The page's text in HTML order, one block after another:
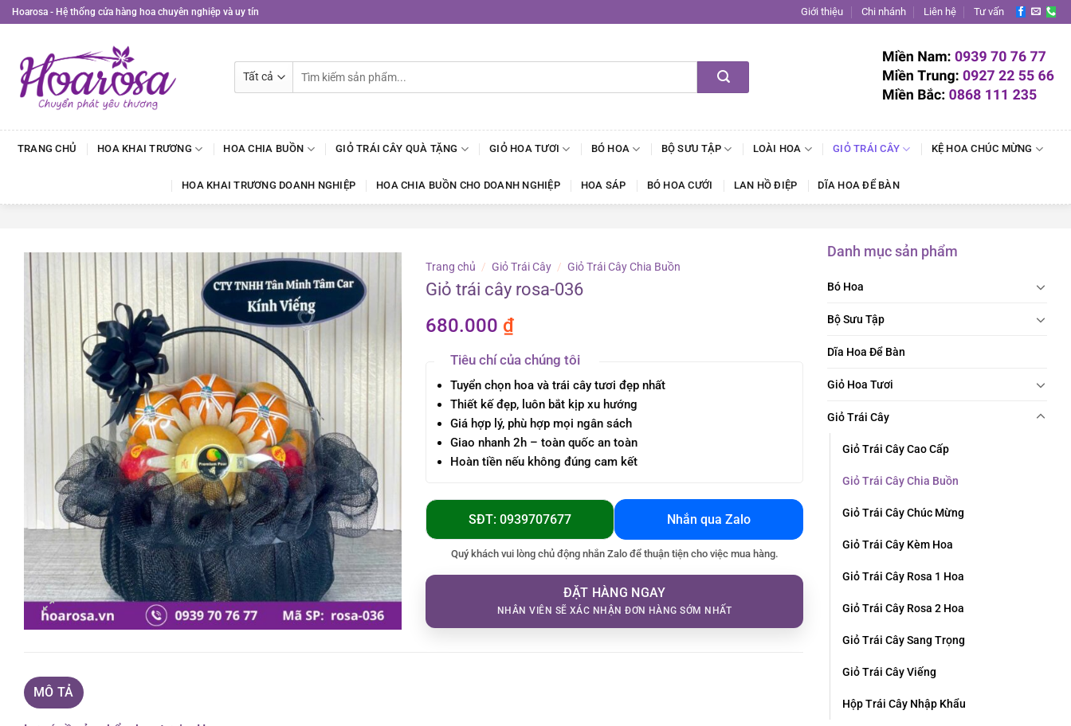
Bỏ
qua
dung
Hoarosa - Hệ thống cửa hàng hoa chuyên nghiệp và uy tín Giới thiệu Chi nhánh Liên hệ Tư vấn
kiếm:
TRANG CHỦ HOA KHAI TRƯƠNG HOA CHIA BUỒN GIỎ TRÁI CÂY QUÀ TẶNG GIỎ HOA TƯƠI BÓ HOA BỘ SƯU TẬP LOÀI HOA GIỎ TRÁI CÂY KỆ HOA CHÚC MỪNG
HOA KHAI TRƯƠNG DOANH NGHIỆP HOA CHIA BUỒN CHO DOANH NGHIỆP HOA SÁP BÓ HOA CƯỚI LAN HỒ ĐIỆP DĨA HOA ĐỂ BÀN
Danh mục sản phẩm
Bó Hoa
Bộ Sưu Tập
Dĩa Hoa Để Bàn
Giỏ Hoa Tươi
Giỏ Trái Cây
Giỏ Trái Cây Cao Cấp
Giỏ Trái Cây Chia Buồn
Giỏ Trái Cây Chúc Mừng
Giỏ Trái Cây Kèm Hoa
Giỏ Trái Cây Rosa 1 Hoa
Giỏ Trái Cây Rosa 2 Hoa
Giỏ Trái Cây Sang Trọng
Giỏ Trái Cây Viếng
Hộp Trái Cây Nhập Khẩu
Trang chủ / Giỏ Trái Cây / Giỏ Trái Cây Chia Buồn
Giỏ trái cây rosa-036
680.000 ₫
Tiêu chí của chúng tôi
Tuyển chọn hoa và trái cây tươi đẹp nhất
Thiết kế đẹp, luôn bắt kịp xu hướng
Giá hợp lý, phù hợp mọi ngân sách
Giao nhanh 2h – toàn quốc an toàn
Hoàn tiền nếu không đúng cam kết
SĐT: 0939707677 Nhắn qua Zalo
Quý khách vui lòng chủ động nhắn Zalo để thuận tiện cho việc mua hàng.
ĐẶT HÀNG NGAY
NHÂN VIÊN SẼ XÁC NHẬN ĐƠN HÀNG SỚM NHẤT
MÔ TẢ